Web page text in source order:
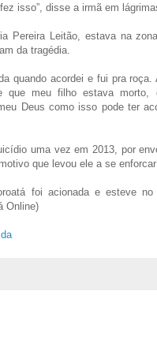
isso”, disse a irmã em
Pereira Leitão, estava na
da tragédia.
quando acordei e fui pra
que meu filho estava morto,
Deus como isso pode ter
uma vez em 2013, por
que levou ele a se enforcar
foi acionada e esteve no
Online)